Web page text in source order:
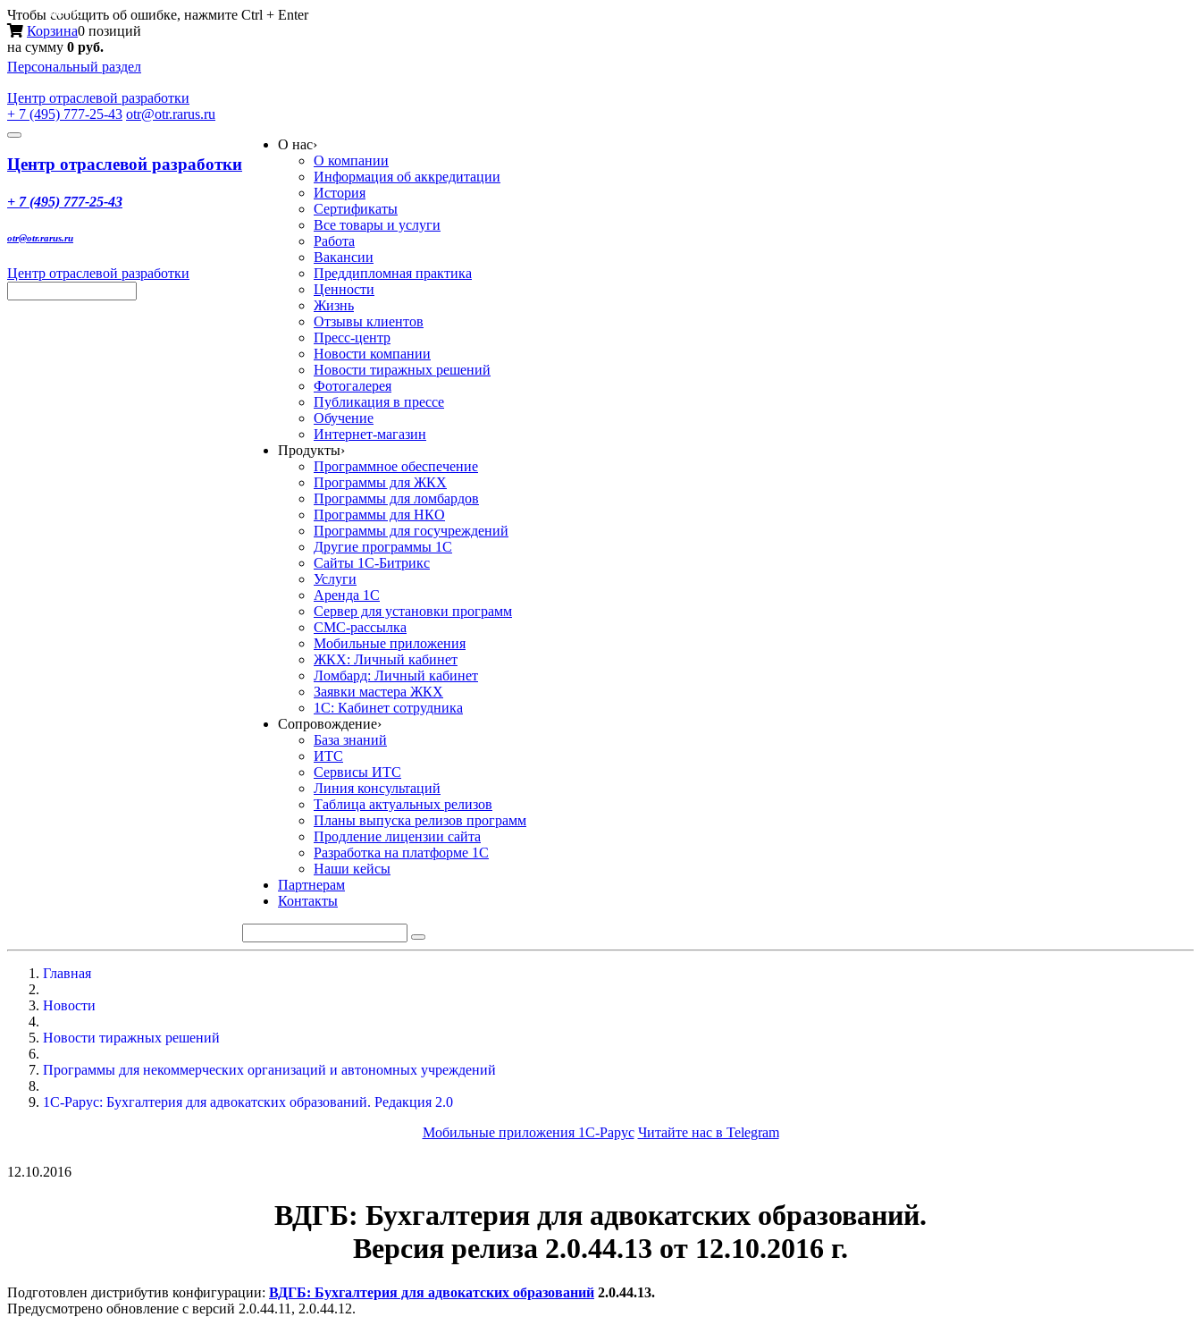
Чтобы сообщить об ошибке, нажмите Ctrl + Enter
Корзина0 позиций
на сумму 0 руб.
Персональный раздел
Центр отраслевой разработки
+ 7 (495) 777-25-43 otr@otr.rarus.ru
Toggle
Меню
Центр отраслевой разработки
+ 7 (495) 777-25-43
otr@otr.rarus.ru
Центр отраслевой разработки
О нас›
О компании
Информация об аккредитации
История
Сертификаты
Все товары и услуги
Работа
Вакансии
Преддипломная практика
Ценности
Жизнь
Отзывы клиентов
Пресс-центр
Новости компании
Новости тиражных решений
Фотогалерея
Публикация в прессе
Обучение
Интернет-магазин
Продукты›
Программное обеспечение
Программы для ЖКХ
Программы для ломбардов
Программы для НКО
Программы для госучреждений
Другие программы 1С
Сайты 1С-Битрикс
Услуги
Аренда 1С
Сервер для установки программ
СМС-рассылка
Мобильные приложения
ЖКХ: Личный кабинет
Ломбард: Личный кабинет
Заявки мастера ЖКХ
1С: Кабинет сотрудника
Сопровождение›
База знаний
ИТС
Сервисы ИТС
Линия консультаций
Таблица актуальных релизов
Планы выпуска релизов программ
Продление лицензии сайта
Разработка на платформе 1С
Наши кейсы
Партнерам
Контакты
Главная
Новости
Новости тиражных решений
Программы для некоммерческих организаций и автономных учреждений
1С-Рарус: Бухгалтерия для адвокатских образований. Редакция 2.0
Мобильные приложения 1С-Рарус Читайте нас в Telegram
12.10.2016
ВДГБ: Бухгалтерия для адвокатских образований.
Версия релиза 2.0.44.13 от 12.10.2016 г.
Подготовлен дистрибутив конфигурации: ВДГБ: Бухгалтерия для адвокатских образований 2.0.44.13.
Предусмотрено обновление с версий 2.0.44.11, 2.0.44.12.